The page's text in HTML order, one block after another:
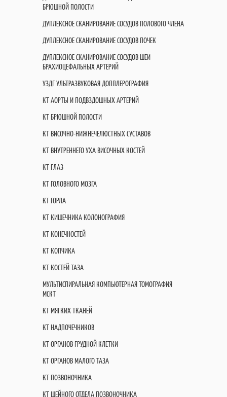
БРЮШНОЙ ПОЛОСТИ
ДУПЛЕКСНОЕ СКАНИРОВАНИЕ СОСУДОВ ПОЛОВОГО ЧЛЕНА
ДУПЛЕКСНОЕ СКАНИРОВАНИЕ СОСУДОВ ПОЧЕК
ДУПЛЕКСНОЕ СКАНИРОВАНИЕ СОСУДОВ ШЕИ
БРАХИОЦЕФАЛЬНЫХ АРТЕРИЙ
УЗДГ УЛЬТРАЗВУКОВАЯ ДОППЛЕРОГРАФИЯ
КТ АОРТЫ И ПОДВЗДОШНЫХ АРТЕРИЙ
КТ БРЮШНОЙ ПОЛОСТИ
КТ ВИСОЧНО-НИЖНЕЧЕЛЮСТНЫХ СУСТАВОВ
КТ ВНУТРЕННЕГО УХА ВИСОЧНЫХ КОСТЕЙ
КТ ГЛАЗ
КТ ГОЛОВНОГО МОЗГА
КТ ГОРЛА
КТ КИШЕЧНИКА КОЛОНОГРАФИЯ
КТ КОНЕЧНОСТЕЙ
КТ КОПЧИКА
КТ КОСТЕЙ ТАЗА
МУЛЬТИСПИРАЛЬНАЯ КОМПЬЮТЕРНАЯ ТОМОГРАФИЯ
МСКТ
КТ МЯГКИХ ТКАНЕЙ
КТ НАДПОЧЕЧНИКОВ
КТ ОРГАНОВ ГРУДНОЙ КЛЕТКИ
КТ ОРГАНОВ МАЛОГО ТАЗА
КТ ПОЗВОНОЧНИКА
КТ ШЕЙНОГО ОТДЕЛА ПОЗВОНОЧНИКА